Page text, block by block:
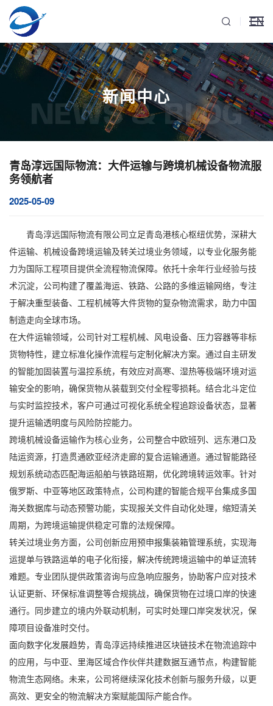
EN
新闻中心
NEWS & BLOG
青岛淳远国际物流：大件运输与跨境机械设备物流服
务领航者
2025-05-09
青岛淳远国际物流有限公司立足青岛港核心枢纽优势，深耕大
件运输、 机械设备跨境运输及转关过境业务领域，以专业化服务能
力为国际工程项目提供全流程物流保障。依托十余年行业经验与技
术沉淀，公司构建了覆盖海运、铁路、公路的多维运输网络，专注
于解决重型装备、工程机械等大件货物的复杂物流需求，助力中国
制造走向全球市场。
在大件运输领域，公司针对工程机械、风电设备、压力容器等非标
货物特性，建立标准化操作流程与定制化解决方案。通过自主研发
的智能加固装置与温控系统，有效应对高寒、湿热等极端环境对运
输安全的影响，确保货物从装载到交付全程零损耗。结合北斗定位
与实时监控技术，客户可通过可视化系统全程追踪设备状态，显著
提升运输透明度与风险防控能力。
跨境机械设备运输作为核心业务，公司整合中欧班列、远东港口及
陆运资源，打造贯通欧亚经济走廊的复合运输通道。通过智能路径
规划系统动态匹配海运船舶与铁路班期，优化跨境转运效率。针对
俄罗斯、中亚等地区政策特点，公司构建的智能合规平台集成多国
海关数据库与动态预警功能，实现报关文件自动化处理，缩短清关
周期，为跨境运输提供稳定可靠的法规保障。
转关过境业务方面，公司创新应用预申报集装箱管理系统，实现海
运提单与铁路运单的电子化衔接，解决传统跨境运输中的单证流转
难题。专业团队提供政策咨询与应急响应服务，协助客户应对技术
认证更新、环保标准调整等合规挑战，确保货物在过境口岸的快速
通行。同步建立的境内外联动机制，可实时处理口岸突发状况，保
障项目设备准时交付。
面向数字化发展趋势，青岛淳远持续推进区块链技术在物流追踪中
的应用，与中亚、里海区域合作伙伴共建数据互通节点，构建智能
物流生态网络。未来，公司将继续深化技术创新与服务升级，以更
高效、更安全的物流解决方案赋能国际产能合作。